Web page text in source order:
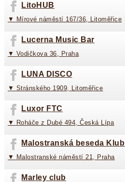
LitoHUB
▼ Mírové náměstí 167/36, Litoměřice
Lucerna Music Bar
▼ Vodičkova 36, Praha
LUNA DISCO
▼ Stránského 1909, Litoměřice
Luxor FTC
▼ Roháče z Dubé 494, Česká Lípa
Malostranská beseda Klub
▼ Malostranské náměstí 21, Praha
Marley club